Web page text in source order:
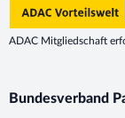
ADAC Mitgliedschaft
Bundesverband